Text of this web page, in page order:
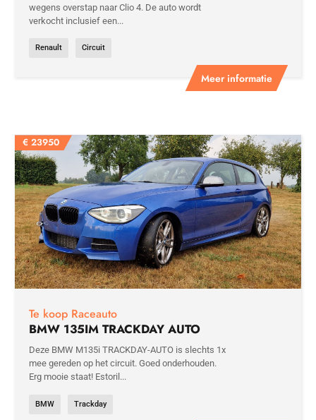
Meer informatie
wegens overstap naar Clio 4. De auto wordt
verkocht inclusief een...
Renault Circuit
€ 23950
Te koop Raceauto
BMW 135IM TRACKDAY AUTO
Deze BMW M135i TRACKDAY-AUTO is slechts 1x
mee gereden op het circuit. Goed onderhouden.
Erg mooie staat! Estoril...
BMW Trackday